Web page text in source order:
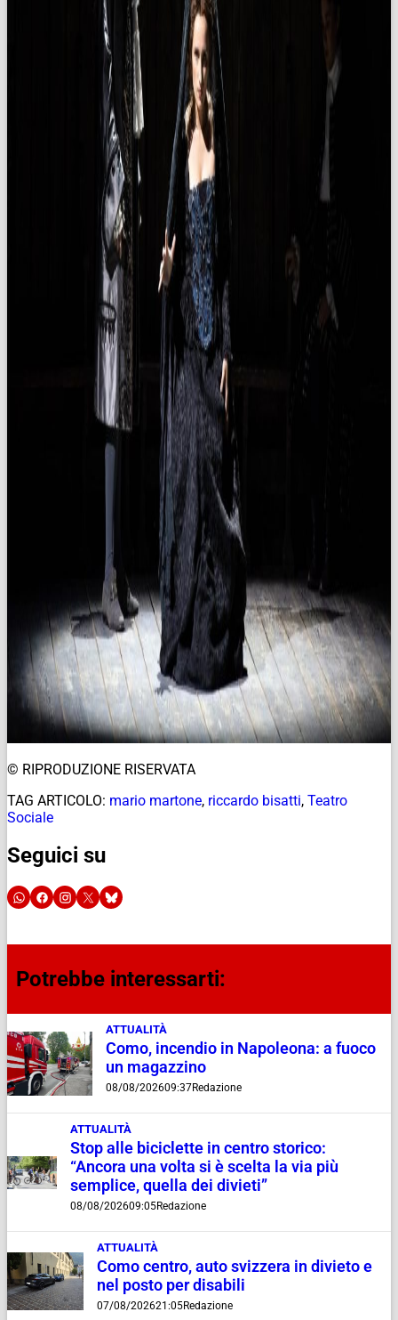
© RIPRODUZIONE RISERVATA
TAG ARTICOLO: mario martone, riccardo bisatti, Teatro
Sociale
Seguici su
Potrebbe interessarti:
ATTUALITÀ
Como, incendio in Napoleona: a fuoco
un magazzino
08/08/202609:37Redazione
ATTUALITÀ
Stop alle biciclette in centro storico:
“Ancora una volta si è scelta la via più
semplice, quella dei divieti”
08/08/202609:05Redazione
ATTUALITÀ
Como centro, auto svizzera in divieto e
nel posto per disabili
07/08/202621:05Redazione